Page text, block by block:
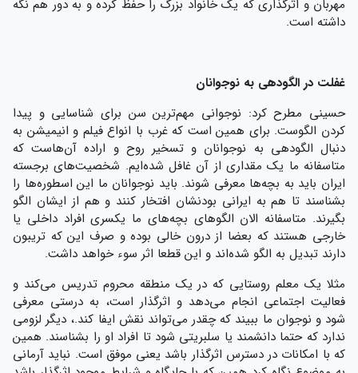
مهربان و اثرگذاری که یک خانواد بزرگ را حفظ کرده و به دور هم نگه
داشته است.
غفلت در الگودهی به نوجوانان
حسینی مطرح کرد: نوجوانی مهم‌ترین سن برای شناسایی و پیدا
کردن الگوست. برای همین است که غرب با انواع فیلم و انیمیشن به
دنبال الگودهی به نوجوانان و تسخیر روح و اراده آن‌هاست که
متاسفانه ما یک مقداری از آن غافل شده‌ایم. شخصیت‌های برجسته
ایران باید به بچه‌ها معرفی شوند. باید نوجوانان ما این اسطوره‌ها را
بشناسند تا هم به ایرانی بودنشان افتخار کنند و هم از ایشان الگو
بگیرند. متاسفانه الان الگوهای بچه‌های ما یکسری افراد داخلی یا
خارجی هستند که بعضا از درون خالی بوده و صرف این که تریبون
دارند تبدیل به الگو شده‌اند و این قطعا اثر سوء خواهد داشت.
مثلا یک معلم روستایی که در یک منطقه محروم تدریس می‌کند و
فعالیت اجتماعی انجام می‌دهد و اثرگذار است، به درستی معرفی
شود و نوجوان ما ببیند که چقدر می‌تواند نقش ایفا کند.، دیگر لزومی
ندارد که حتما دانشمند یا سلبریتی شود تا افراد او را بشناسند. همین
که با امکانات در دسترس اثرگذار باشد یعنی موفق است. نباید آرمانی